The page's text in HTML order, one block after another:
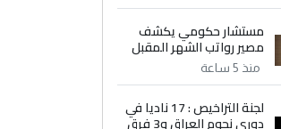
مستشار حكومي يكشف
مصير رواتب الشهر المقبل
منذ 5 ساعة
لجنة التراخيص : 17 ناديا في
دوري نجوم العراق و3 فرق